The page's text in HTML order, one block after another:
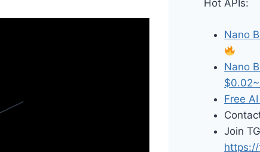
Hot APIs:
Nano
Nano
Free
Join